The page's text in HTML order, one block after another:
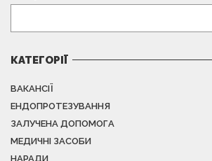
КАТЕГОРІЇ
ВАКАНСІЇ
ЕНДОПРОТЕЗУВАННЯ
ЗАЛУЧЕНА ДОПОМОГА
МЕДИЧНІ ЗАСОБИ
НАРАДИ